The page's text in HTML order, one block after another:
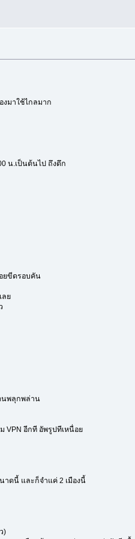
งมาใช้ไกลมาก
น.เป็นต้นไป ถึงดึก
ยขีดรอบคัน
ลย
นพลุกพล่าน
VPN อีกที อัพรูปทีเหนื่อย
าดนี้ และก็จำแค่ 2 เมืองนี้
)